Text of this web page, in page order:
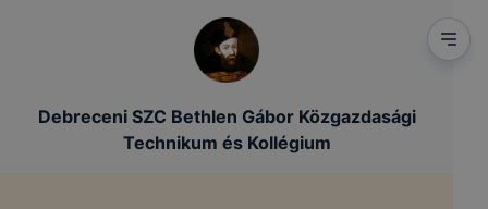
Debreceni SZC Bethlen Gábor Közgazdasági
Technikum és Kollégium